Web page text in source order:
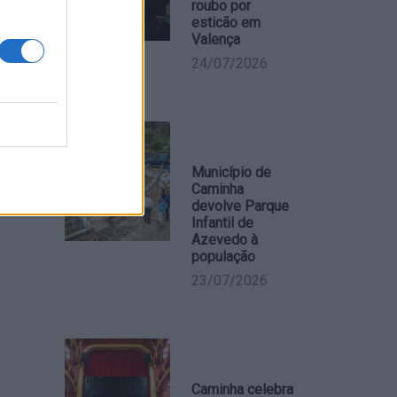
roubo por
esticão em
Valença
24/07/2026
Município de
Caminha
devolve Parque
Infantil de
Azevedo à
população
23/07/2026
Caminha celebra